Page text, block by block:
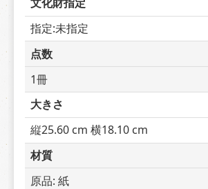
指定:未指定
点数
1冊
大きさ
縦25.60 cm 横18.10 cm
材質
原品: 紙